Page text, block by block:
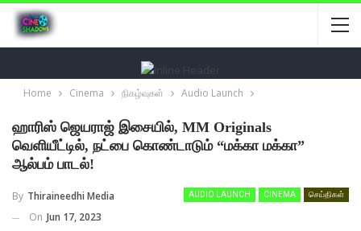
Home Cinema நிகழ்வுகள் Audio Launch
ஹாரிஸ் ஜெயராஜ் இசையில், MM Originals
வெளியீட்டில், நட்பை கொண்டாடும் “மக்கா மக்கா”
ஆல்பம் பாடல்!
AUDIO LAUNCH CINEMA செய்திகள்
By Thiraineedhi Media
On Jun 17, 2023